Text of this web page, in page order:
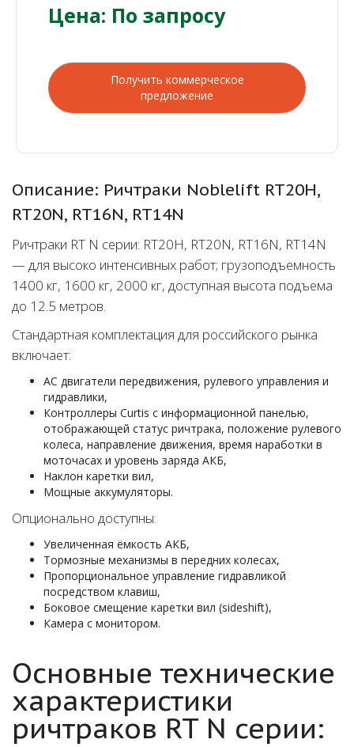
Цена: По запросу
Получить коммерческое
предложение
Описание: Ричтраки Noblelift RT20H,
RT20N, RT16N, RT14N
Ричтраки RT N серии: RT20H, RT20N, RT16N, RT14N
— для высоко интенсивных работ; грузоподъемность
1400 кг, 1600 кг, 2000 кг, доступная высота подъема
до 12.5 метров.
Стандартная комплектация для российского рынка
включает:
АС двигатели передвижения, рулевого управления и
гидравлики,
Контроллеры Curtis с информационной панелью,
отображающей статус ричтрака, положение рулевого
колеса, направление движения, время наработки в
моточасах и уровень заряда АКБ,
Наклон каретки вил,
Мощные аккумуляторы.
Опционально доступны:
Увеличенная ёмкость АКБ,
Тормозные механизмы в передних колесах,
Пропорциональное управление гидравликой
посредством клавиш,
Боковое смещение каретки вил (sideshift),
Камера с монитором.
Основные технические
характеристики
ричтраков RT N серии: